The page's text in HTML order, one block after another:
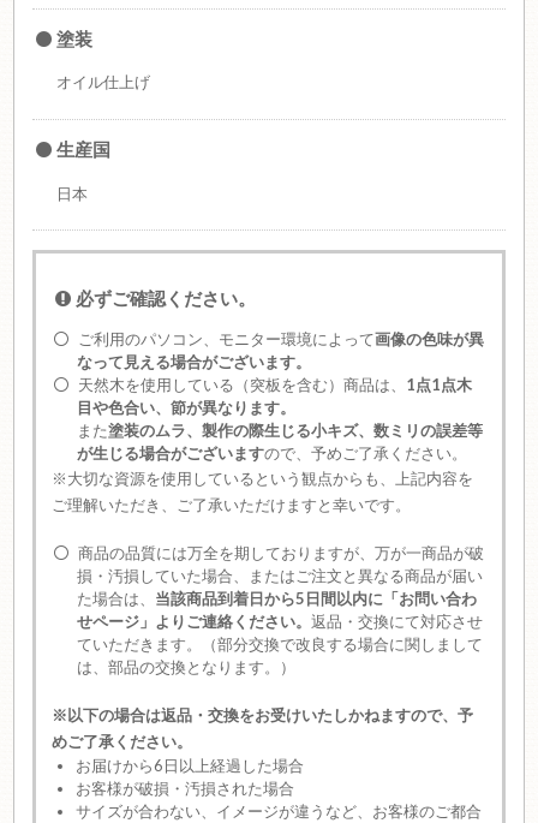
塗装
オイル仕上げ
生産国
日本
必ずご確認ください。
ご利用のパソコン、モニター環境によって画像の色味が異
なって見える場合がございます。
天然木を使用している（突板を含む）商品は、 1点1点木
目や色合い、節が異なります。
また塗装のムラ、製作の際生じる小キズ、数ミリの誤差等
が生じる場合がございますので、予めご了承ください。
※大切な資源を使用しているという観点からも、上記内容を
ご理解いただき、ご了承いただけますと幸いです。
商品の品質には万全を期しておりますが、万が一商品が破
損・汚損していた場合、またはご注文と異なる商品が届い
た場合は、 当該商品到着日から5日間以内に「お問い合わ
せページ」よりご連絡ください。 返品・交換にて対応させ
ていただきます。（部分交換で改良する場合に関しまして
は、部品の交換となります。）
※以下の場合は返品・交換をお受けいたしかねますので、予
めご了承ください。
お届けから6日以上経過した場合
お客様が破損・汚損された場合
サイズが合わない、イメージが違うなど、お客様のご都合